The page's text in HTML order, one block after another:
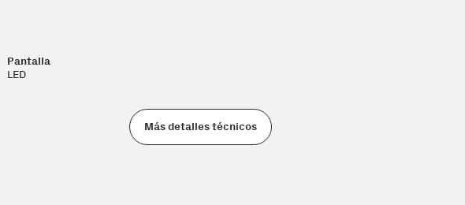
Pantalla
LED
Más detalles técnicos